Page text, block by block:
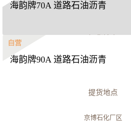
海韵牌70A 道路石油沥青
京博石化厂区
海韵牌90A 道路石油沥青
提货地点
京博石化厂区